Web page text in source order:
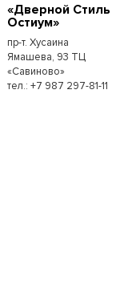
«Дверной Стиль
Остиум»
пр-т. Хусаина
Ямашева, 93 ТЦ
«Савиново»
тел.: +7 987 297-81-11